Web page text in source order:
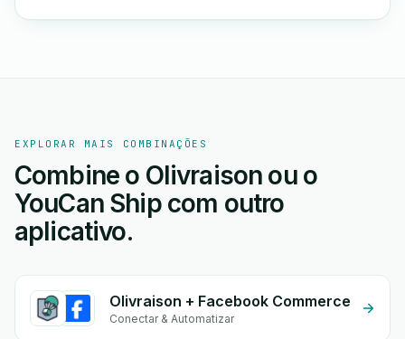
EXPLORAR MAIS COMBINAÇÕES
Combine o Olivraison ou o
YouCan Ship com outro
aplicativo.
Olivraison + Facebook Commerce
Conectar & Automatizar